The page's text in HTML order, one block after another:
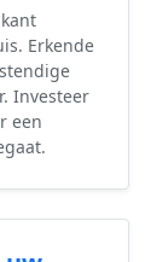
Erkende
Investeer
een